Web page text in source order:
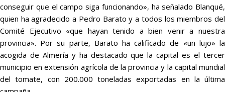
conseguir que el campo siga funcionando», ha señalado Blanqué,
quien ha agradecido a Pedro Barato y a todos los miembros del
Comité Ejecutivo «que hayan tenido a bien venir a nuestra
provincia». Por su parte, Barato ha calificado de «un lujo» la
acogida de Almería y ha destacado que la capital es el tercer
municipio en extensión agrícola de la provincia y la capital mundial
del tomate, con 200.000 toneladas exportadas en la última